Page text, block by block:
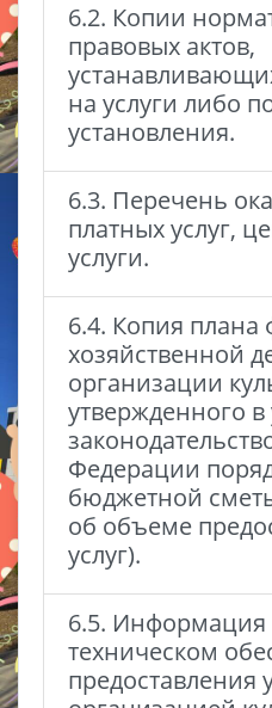
6.2. Копии
правовых актов,
на услуги либо
установления.
6.3. Перечень
платных услуг,
услуги.
6.4. Копия плана
хозяйственной
организации
утвержденного
Федерации
бюджетной
об объеме
услуг).
6.5. Информация
техническом
предоставления